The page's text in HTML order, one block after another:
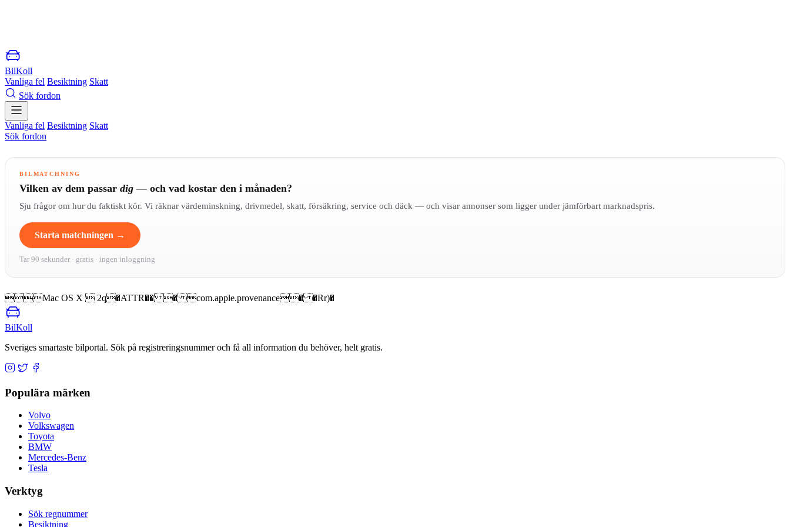
BilKoll
Vanliga fel Besiktning Skatt
Sök fordon
Vanliga fel Besiktning Skatt
Sök fordon
BILMATCHNING
Vilken av dem passar dig — och vad kostar den i månaden?
Sju frågor om hur du faktiskt kör. Vi räknar värdeminskning, drivmedel, skatt, försäkring, service och däck — och visar annonser som ligger under jämförbart marknadspris.
Starta matchningen →
Tar 90 sekunder · gratis · ingen inloggning
Mac OS X  2q�ATTR�� � com.apple.provenance� �Rr)�
BilKoll
Sveriges smartaste bilportal. Sök på registreringsnummer och få all information du behöver, helt gratis.
Populära märken
Volvo
Volkswagen
Toyota
BMW
Mercedes-Benz
Tesla
Verktyg
Sök regnummer
Besiktning